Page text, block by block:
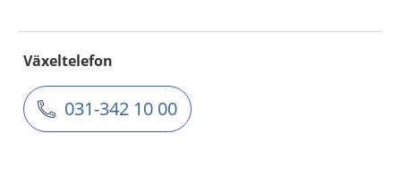
Växeltelefon
031-342 10 00